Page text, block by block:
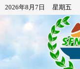
2026年8月7日 星期五